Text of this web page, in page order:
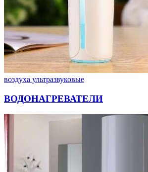
воздуха ультразвуковые
ВОДОНАГРЕВАТЕЛИ